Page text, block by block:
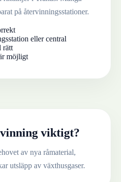
på återvinningsstationer.
eller central
rätt
möjligt
viktigt?
av nya råmaterial,
utsläpp av växthusgaser.